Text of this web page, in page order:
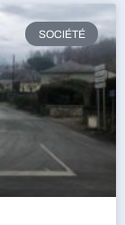
SOCIÉTÉ